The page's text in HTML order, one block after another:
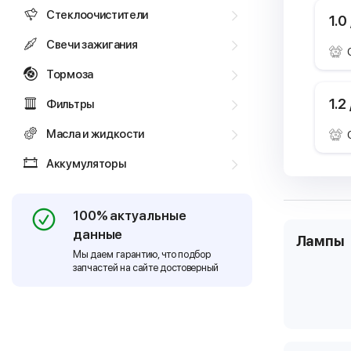
Стеклоочистители
Свечи зажигания
Тормоза
Фильтры
Масла и жидкости
Аккумуляторы
100% актуальные
данные
Мы даем гарантию, что подбор
запчастей на сайте достоверный
1.2
Лампы